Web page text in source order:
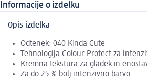
Informacije o izdelku
Opis izdelka
Odtenek: 040 Kinda Cute
Tehnologija Colour Protect za
Kremna tekstura za gladek in
Za do 25 % bolj intenzivno barvo